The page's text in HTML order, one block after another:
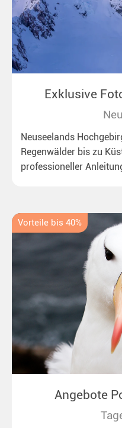
Exklusive
Neuseelands
Regenwälder bis zu
professioneller
Vorteile bis 40%
Angebote